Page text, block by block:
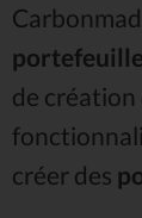
portefeuille
de création
créer des